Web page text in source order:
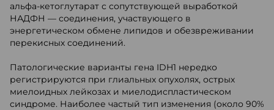
альфа-кетоглутарат с сопутствующей выработкой
НАДФН — соединения, участвующего в
энергетическом обмене липидов и обезвреживании
перекисных соединений.
Патологические варианты гена IDH1 нередко
регистрируются при глиальных опухолях, острых
миелоидных лейкозах и миелодиспластическом
синдроме. Наиболее частый тип изменения (около 90%